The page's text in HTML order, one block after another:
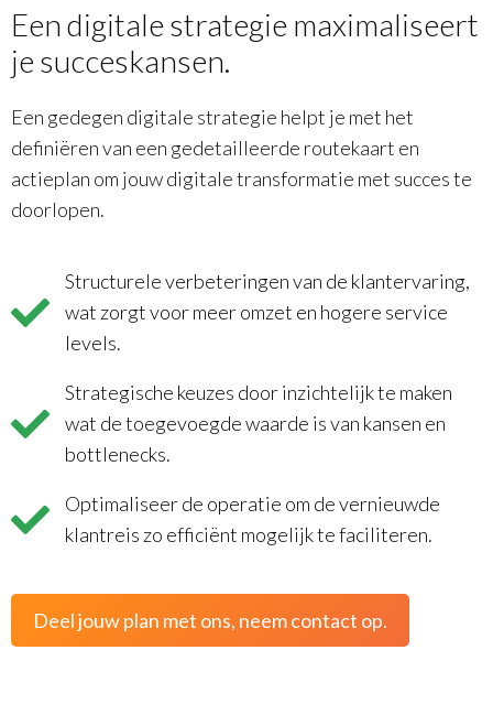
Een digitale strategie maximaliseert
je succeskansen.
Een gedegen digitale strategie helpt je met het
definiëren van een gedetailleerde routekaart en
actieplan om jouw digitale transformatie met succes te
doorlopen.
Structurele verbeteringen van de klantervaring,
wat zorgt voor meer omzet en hogere service
levels.
Strategische keuzes door inzichtelijk te maken
wat de toegevoegde waarde is van kansen en
bottlenecks.
Optimaliseer de operatie om de vernieuwde
klantreis zo efficiënt mogelijk te faciliteren.
Deel jouw plan met ons, neem contact op.